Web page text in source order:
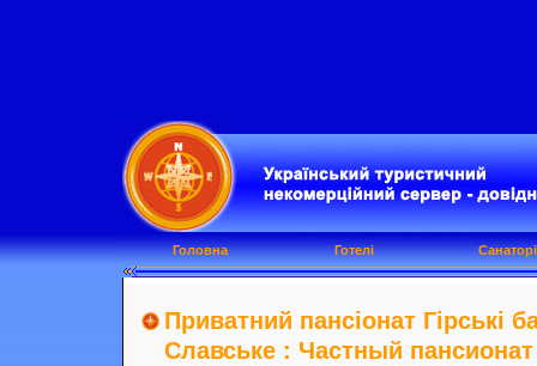
Приватний пансіонат Гірські
Славське : Частный
Головна Готелі